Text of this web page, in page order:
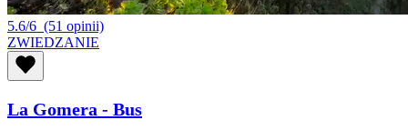
5.6/6 (51 opinii)
ZWIEDZANIE
La Gomera - Bus